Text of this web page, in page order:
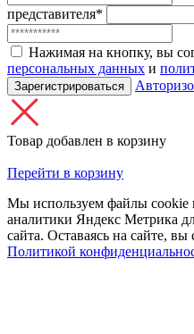
представителя*
Нажимая на кнопку, вы
персональных данных и
Зарегистрироваться
Товар добавлен в корзину
Перейти в корзину
Мы используем файлы cookie
аналитики Яндекс Метрика
сайта. Оставаясь на сайте, вы
Политикой